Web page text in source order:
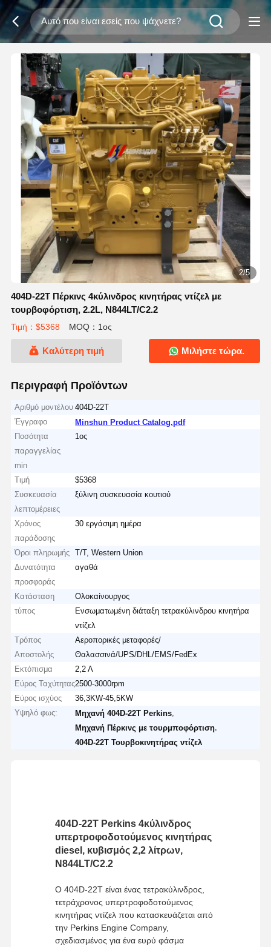
3/5
404D-22T Πέρκινς 4κύλινδρος κινητήρας ντίζελ με
τουρβοφόρτιση, 2.2L, N844LT/C2.2
Τιμή：$5368 MOQ：1ος
Καλύτερη τιμή Μιλήστε τώρα.
Περιγραφή Προϊόντων
Αριθμό μοντέλου 404D-22T
Έγγραφο
Minshun Product Catalog.pdf
Ποσότητα
παραγγελίας
min
1ος
Τιμή
$5368
Συσκευασία
λεπτομέρειες
ξύλινη συσκευασία κουτιού
Χρόνος
παράδοσης
30 εργάσιμη ημέρα
Όροι πληρωμής
T/T, Western Union
Δυνατότητα
προσφοράς
αγαθά
Κατάσταση
Ολοκαίνουργος
τύπος
Ενσωματωμένη διάταξη τετρακύλινδρου κινητήρα
ντίζελ
Τρόπος
Αποστολής
Αεροπορικές μεταφορές/
Θαλασσινά/UPS/DHL/EMS/FedEx
Εκτόπισμα
2,2 Λ
Εύρος Ταχύτητας2500-3000rpm
Εύρος ισχύος
36,3KW-45,5KW
Υψηλό φως:
Μηχανή 404D-22T Perkins
Μηχανή Πέρκινς με τουρμποφόρτιση
404D-22T Τουρβοκινητήρας ντίζελ
404D-22T Perkins 4κύλινδρος
υπερτροφοδοτούμενος κινητήρας
diesel, κυβισμός 2,2 λίτρων,
N844LT/C2.2
Ο 404D-22T είναι ένας τετρακύλινδρος,
τετράχρονος υπερτροφοδοτούμενος
κινητήρας ντίζελ που κατασκευάζεται από
την Perkins Engine Company,
σχεδιασμένος για ένα ευρύ φάσμα